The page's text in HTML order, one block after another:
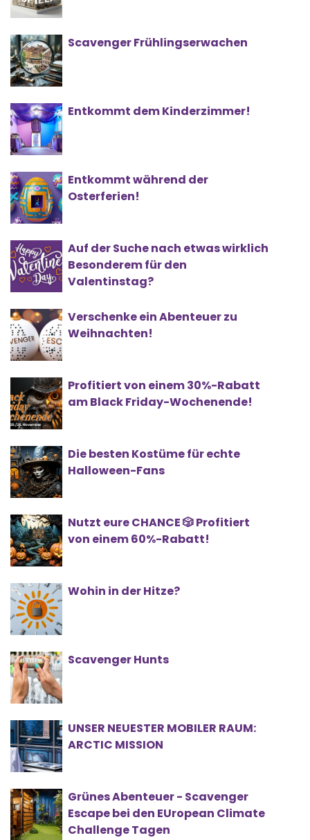
Scavenger Frühlingserwachen
Entkommt dem Kinderzimmer!
Entkommt während der
Osterferien!
Auf der Suche nach etwas wirklich
Besonderem für den
Valentinstag?
Verschenke ein Abenteuer zu
Weihnachten!
Profitiert von einem 30%-Rabatt
am Black Friday-Wochenende!
Die besten Kostüme für echte
Halloween-Fans
Nutzt eure CHANCE 🎲 Profitiert
von einem 60%-Rabatt!
Wohin in der Hitze?
Scavenger Hunts
UNSER NEUESTER MOBILER RAUM:
ARCTIC MISSION
Grünes Abenteuer - Scavenger
Escape bei den EUropean Climate
Challenge Tagen